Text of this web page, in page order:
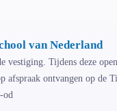
van Nederland
Tijdens deze
afspraak ontvangen op de
od